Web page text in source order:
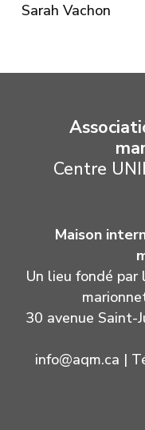
Sarah Vachon
Centre
Maison
Un lieu fondé par
30 avenue Saint-
info@aqm.ca |